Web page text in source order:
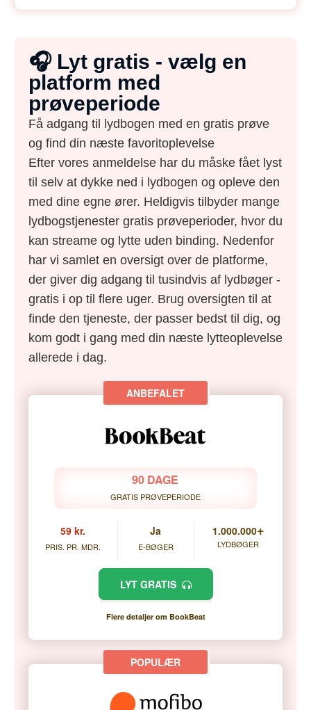
🎧 Lyt gratis - vælg en
platform med
prøveperiode
Få adgang til lydbogen med en gratis prøve
og find din næste favoritoplevelse
Efter vores anmeldelse har du måske fået lyst
til selv at dykke ned i lydbogen og opleve den
med dine egne ører. Heldigvis tilbyder mange
lydbogstjenester gratis prøveperioder, hvor du
kan streame og lytte uden binding. Nedenfor
har vi samlet en oversigt over de platforme,
der giver dig adgang til tusindvis af lydbøger -
gratis i op til flere uger. Brug oversigten til at
finde den tjeneste, der passer bedst til dig, og
kom godt i gang med din næste lytteoplevelse
allerede i dag.
90 DAGE
GRATIS PRØVEPERIODE
59 kr.
PRIS. PR. MDR.
Ja
E-BØGER
1.000.000+
LYDBØGER
LYT GRATIS
Flere detaljer om BookBeat